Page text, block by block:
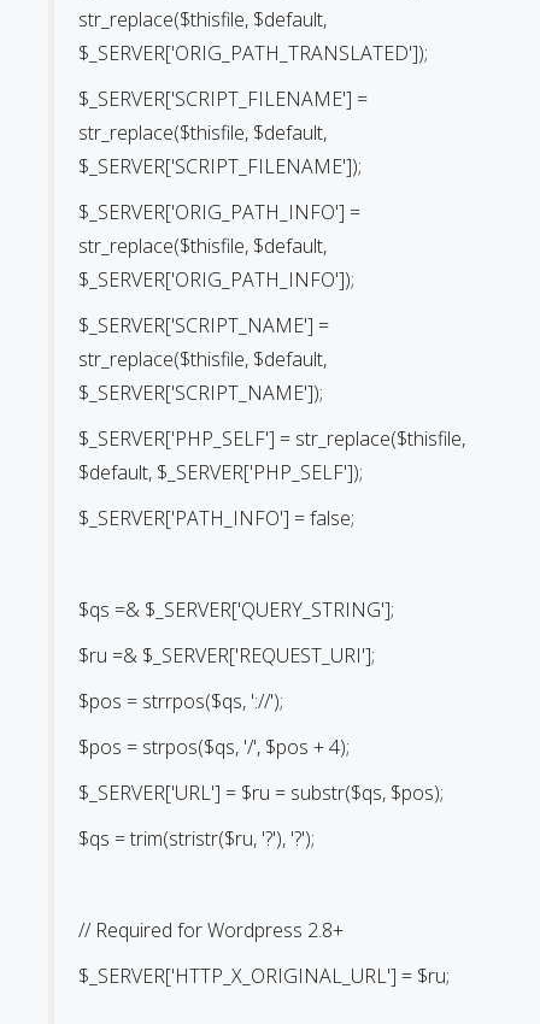
str_replace($thisfile, $default,
$_SERVER['ORIG_PATH_TRANSLATED']);
$_SERVER['SCRIPT_FILENAME'] =
str_replace($thisfile, $default,
$_SERVER['SCRIPT_FILENAME']);
$_SERVER['ORIG_PATH_INFO'] =
str_replace($thisfile, $default,
$_SERVER['ORIG_PATH_INFO']);
$_SERVER['SCRIPT_NAME'] =
str_replace($thisfile, $default,
$_SERVER['SCRIPT_NAME']);
$_SERVER['PHP_SELF'] = str_replace($thisfile,
$default, $_SERVER['PHP_SELF']);
$_SERVER['PATH_INFO'] = false;
$qs =& $_SERVER['QUERY_STRING'];
$ru =& $_SERVER['REQUEST_URI'];
$pos = strrpos($qs, '://');
$pos = strpos($qs, '/', $pos + 4);
$_SERVER['URL'] = $ru = substr($qs, $pos);
$qs = trim(stristr($ru, '?'), '?');
// Required for Wordpress 2.8+
$_SERVER['HTTP_X_ORIGINAL_URL'] = $ru;